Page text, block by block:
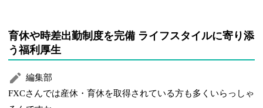
育休や時差出勤制度を完備 ライフスタイルに寄り添
う福利厚生
編集部
FXCさんでは産休・育休を取得されている方も多くいらっしゃ